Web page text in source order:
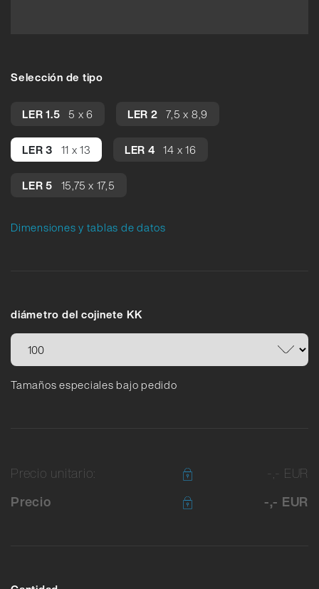
Selección de tipo
LER 1.5 5 x 6 LER 2 7,5 x 8,9
LER 3 11 x 13 LER 4 14 x 16
LER 5 15,75 x 17,5
Dimensiones y tablas de datos
diámetro del cojinete KK
Tamaños especiales bajo pedido
Precio unitario:
-,- EUR
Precio
-,- EUR